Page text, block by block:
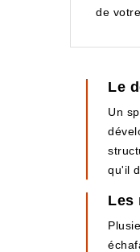
de
Le
Un
qu'il
Les